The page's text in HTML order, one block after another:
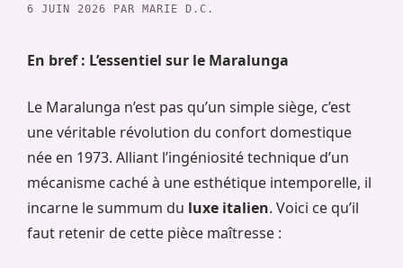
6 JUIN 2026 PAR MARIE D.C.
En bref : L’essentiel sur le Maralunga
Le Maralunga n’est pas qu’un simple siège, c’est
une véritable révolution du confort domestique
née en 1973. Alliant l’ingéniosité technique d’un
mécanisme caché à une esthétique intemporelle, il
incarne le summum du luxe italien. Voici ce qu’il
faut retenir de cette pièce maîtresse :